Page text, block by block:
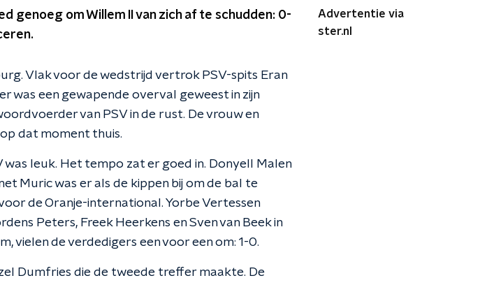
genoeg om Willem II van zich af te schudden: 0-
Vlak voor de wedstrijd vertrok PSV-spits Eran
was een gewapende overval geweest in zijn
van PSV in de rust. De vrouw en
dat moment thuis.
was leuk. Het tempo zat er goed in. Donyell Malen
Muric was er als de kippen bij om de bal te
de Oranje-international. Yorbe Vertessen
Peters, Freek Heerkens en Sven van Beek in
vielen de verdedigers een voor een om: 1-0.
Dumfries die de tweede treffer maakte. De
Advertentie via
ster.nl